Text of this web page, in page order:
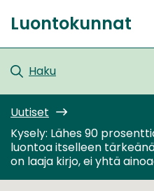
sisältöön
Etusivu
Luontokunnat
Haku
Uutiset
Kysely: Lähes 90
luontoa itselleen
on laaja kirjo, ei yhtä